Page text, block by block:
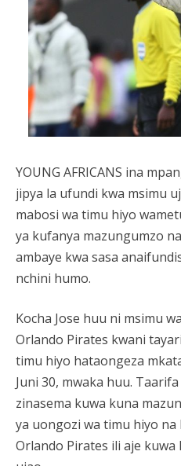
YOUNG AFRICANS ina
jipya la ufundi kwa msimu
mabosi wa timu hiyo
ya kufanya mazungumzo
ambaye kwa sasa
nchini humo.
Kocha Jose huu ni msimu
Orlando Pirates kwani
timu hiyo hataongeza
Juni 30, mwaka huu.
zinasema kuwa kuna
ya uongozi wa timu hiyo na
Orlando Pirates ili aje